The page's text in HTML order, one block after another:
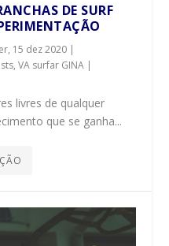
DE SURF
15 dez 2020 |
,VA surfar GINA |
livres de qualquer
que se ganha...